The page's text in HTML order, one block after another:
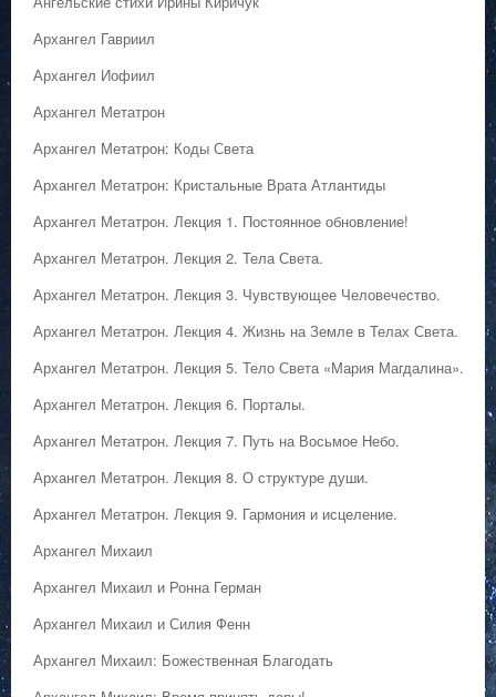
Архангел Гавриил
Архангел Иофиил
Архангел Метатрон
Архангел Метатрон: Коды Света
Архангел Метатрон: Кристальные Врата Атлантиды
Архангел Метатрон. Лекция 1. Постоянное обновление!
Архангел Метатрон. Лекция 2. Тела Света.
Архангел Метатрон. Лекция 3. Чувствующее Человечество.
Архангел Метатрон. Лекция 4. Жизнь на Земле в Телах Света.
Архангел Метатрон. Лекция 5. Тело Света «Мария Магдалина».
Архангел Метатрон. Лекция 6. Порталы.
Архангел Метатрон. Лекция 7. Путь на Восьмое Небо.
Архангел Метатрон. Лекция 8. О структуре души.
Архангел Метатрон. Лекция 9. Гармония и исцеление.
Архангел Михаил
Архангел Михаил и Ронна Герман
Архангел Михаил и Силия Фенн
Архангел Михаил: Божественная Благодать